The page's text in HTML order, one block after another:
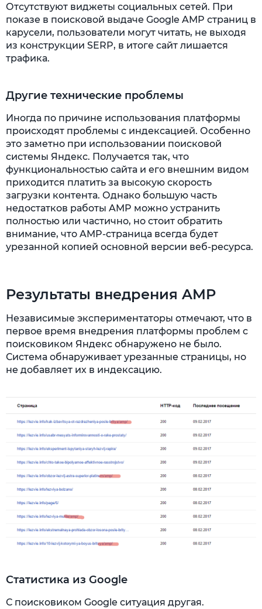
Отсутствуют виджеты социальных сетей. При
показе в поисковой выдаче Google AMP страниц в
карусели, пользователи могут читать, не выходя
из конструкции SERP, в итоге сайт лишается
трафика.
Другие технические проблемы
Иногда по причине использования платформы
происходят проблемы с индексацией. Особенно
это заметно при использовании поисковой
системы Яндекс. Получается так, что
функциональностью сайта и его внешним видом
приходится платить за высокую скорость
загрузки контента. Однако большую часть
недостатков работы AMP можно устранить
полностью или частично, но стоит обратить
внимание, что AMP-страница всегда будет
урезанной копией основной версии веб-ресурса.
Результаты внедрения AMP
Независимые экспериментаторы отмечают, что в
первое время внедрения платформы проблем с
поисковиком Яндекс обнаружено не было.
Система обнаруживает урезанные страницы, но
не добавляет их в индексацию.
Статистика из Google
С поисковиком Google ситуация другая.